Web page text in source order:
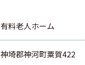
有料老人ホーム
神埼郡神河町粟賀422